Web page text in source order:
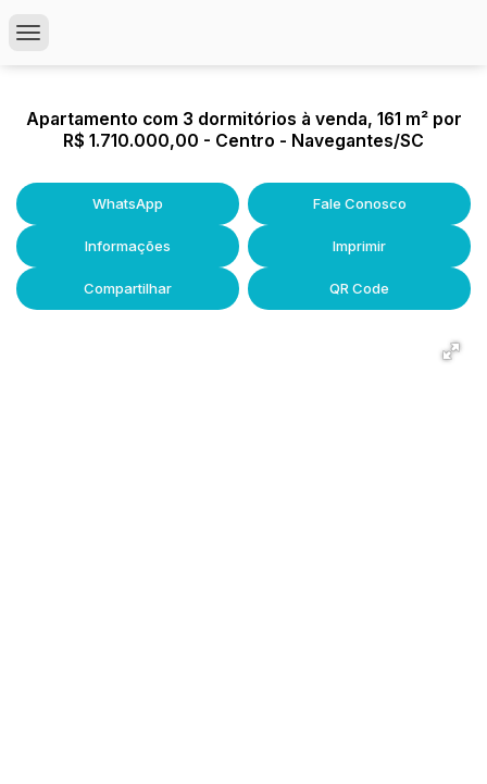
Apartamento com 3 dormitórios à venda, 161 m² por
R$ 1.710.000,00 - Centro - Navegantes/SC
WhatsApp Fale Conosco
Informações Imprimir
Compartilhar QR Code